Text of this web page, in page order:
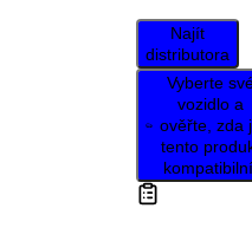
Najít
distributora
Vyberte
vozidlo a
ověřte, zda
tento
kompatibilní.